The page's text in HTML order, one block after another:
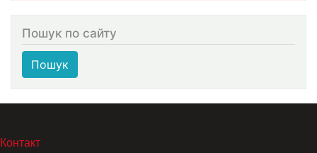
Пошук по сайту
Пошук
МЕНЮ В ПОДВАЛЕ
Контакт